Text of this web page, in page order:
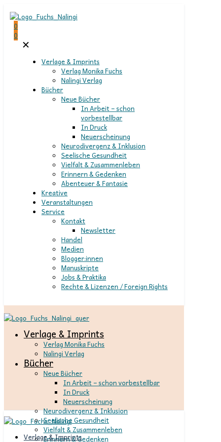
0
0
✕
Verlage & Imprints
Verlag Monika Fuchs
Nalingi Verlag
Bücher
Neue Bücher
In Arbeit – schon
vorbestellbar
In Druck
Neuerscheinung
Neurodivergenz & Inklusion
Seelische Gesundheit
Vielfalt & Zusammenleben
Erinnern & Gedenken
Abenteuer & Fantasie
Kreative
Veranstaltungen
Service
Kontakt
Newsletter
Handel
Medien
Blogger:innen
Manuskripte
Jobs & Praktika
Rechte & Lizenzen / Foreign Rights
Verlage & Imprints
Verlag Monika Fuchs
Nalingi Verlag
Bücher
Neue Bücher
In Arbeit – schon vorbestellbar
In Druck
Neuerscheinung
Neurodivergenz & Inklusion
Seelische Gesundheit
Vielfalt & Zusammenleben
Erinnern & Gedenken
Verlage & Imprints